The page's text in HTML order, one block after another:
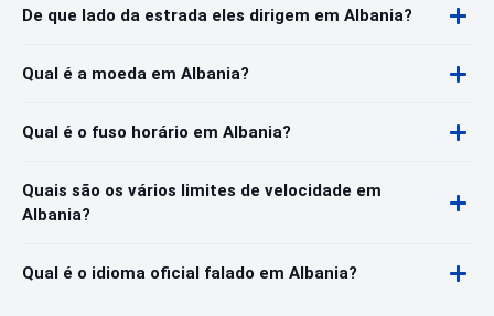
De que lado da estrada eles dirigem em Albania?
Qual é a moeda em Albania?
Qual é o fuso horário em Albania?
Quais são os vários limites de velocidade em
Albania?
Qual é o idioma oficial falado em Albania?